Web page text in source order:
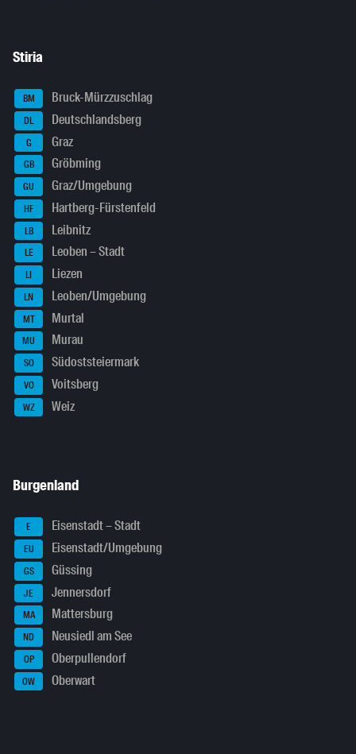
Stiria
BM Bruck-Mürzzuschlag
DL Deutschlandsberg
G Graz
GB Gröbming
GU Graz/Umgebung
HF Hartberg-Fürstenfeld
LB Leibnitz
LE Leoben – Stadt
LI Liezen
LN Leoben/Umgebung
MT Murtal
MU Murau
SO Südoststeiermark
VO Voitsberg
WZ Weiz
Burgenland
E Eisenstadt – Stadt
EU Eisenstadt/Umgebung
GS Güssing
JE Jennersdorf
MA Mattersburg
ND Neusiedl am See
OP Oberpullendorf
OW Oberwart